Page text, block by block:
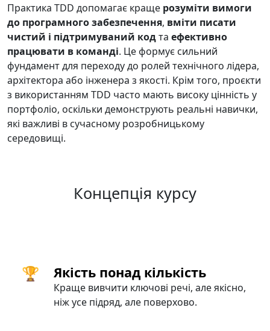
Практика TDD допомагає краще розуміти вимоги
до програмного забезпечення, вміти писати
чистий і підтримуваний кодта ефективно
працювати в команді. Це формує сильний
фундамент для переходу до ролей технічного лідера,
архітектора або інженера з якості. Крім того, проєкти
з використанням TDD часто мають високу цінність у
портфоліо, оскільки демонструють реальні навички,
які важливі в сучасному розробницькому
середовищі.
Концепція курсу
🏆 Якість понад кількість
Краще вивчити ключові речі, але якісно,
ніж усе підряд, але поверхово.